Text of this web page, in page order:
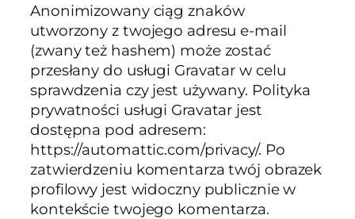
Anonimizowany ciąg znaków
utworzony z twojego adresu e-mail
(zwany też hashem) może zostać
przesłany do usługi Gravatar w celu
sprawdzenia czy jest używany. Polityka
prywatności usługi Gravatar jest
dostępna pod adresem:
https://automattic.com/privacy/. Po
zatwierdzeniu komentarza twój obrazek
profilowy jest widoczny publicznie w
kontekście twojego komentarza.